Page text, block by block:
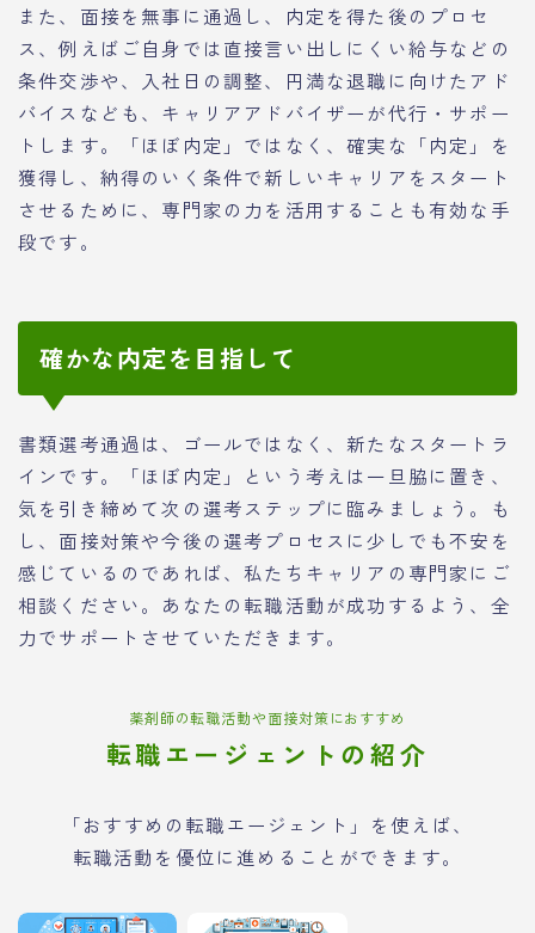
また、面接を無事に通過し、内定を得た後のプロセ
ス、例えばご自身では直接言い出しにくい給与などの
条件交渉や、入社日の調整、円満な退職に向けたアド
バイスなども、キャリアアドバイザーが代行・サポー
トします。「ほぼ内定」ではなく、確実な「内定」を
獲得し、納得のいく条件で新しいキャリアをスタート
させるために、専門家の力を活用することも有効な手
段です。
確かな内定を目指して
書類選考通過は、ゴールではなく、新たなスタートラ
インです。「ほぼ内定」という考えは一旦脇に置き、
気を引き締めて次の選考ステップに臨みましょう。も
し、面接対策や今後の選考プロセスに少しでも不安を
感じているのであれば、私たちキャリアの専門家にご
相談ください。あなたの転職活動が成功するよう、全
力でサポートさせていただきます。
薬剤師の転職活動や面接対策におすすめ
転職エージェントの紹介
「おすすめの転職エージェント」を使えば、
転職活動を優位に進めることができます。